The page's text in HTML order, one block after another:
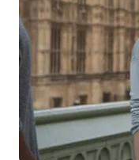
Sobre nosotros
Quiénes somos
Trabajos
Uníte al equipo